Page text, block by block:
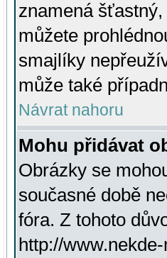
znamená
můžete
smajlíky
může také
Návrat nahoru
Mohu přidávat
Obrázky se
současné době
fóra. Z tohoto
http://